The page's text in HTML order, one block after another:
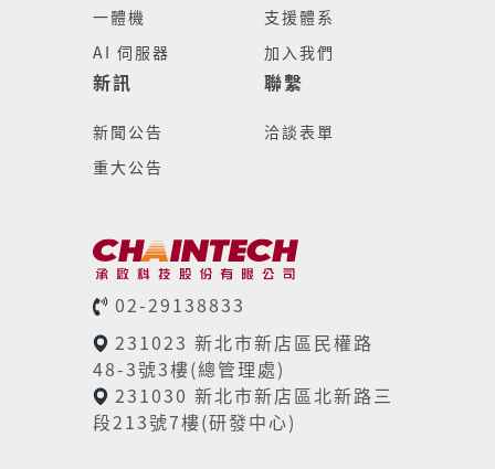
一體機
AI 伺服器
支援體系
加入我們
新訊
新聞公告
重大公告
聯繫
洽談表單
02-29138833
231023 新北市新店區民權路
48-3號3樓(總管理處)
231030 新北市新店區北新路三
段213號7樓(研發中心)